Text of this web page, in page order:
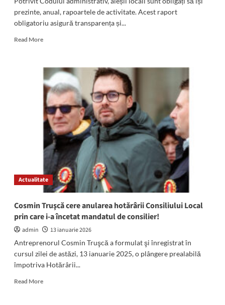
prezinte, anual, rapoartele de activitate. Acest raport
obligatoriu asigură transparența și...
Read MoreRead
Consilierii
locali
ai
Mangaliei,
la
raport:
Cosmin
Trușcă
(AUR
Mangalia)
Actualitate
Cosmin Truşcă cere anularea hotărârii Consiliului Local
prin care i-a încetat mandatul de consilier!
admin
13 ianuarie 2026
Antreprenorul Cosmin Truşcă a formulat şi înregistrat în
cursul zilei de astăzi, 13 ianuarie 2025, o plângere prealabilă
împotriva Hotărârii...
Read MoreRead